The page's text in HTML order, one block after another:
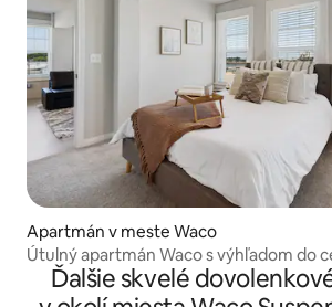
Apartmán v meste Waco
Útulný apartmán Waco s výhľadom do
Ďalšie skvelé